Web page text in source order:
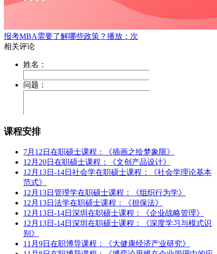
报考MBA需要了解哪些政策？ 播放：次
课程安排
7月12日在职硕士课程：《插画之绘梦象限》
12月20日在职硕士课程：《文创产品设计》
12月13日-14日社会学在职硕士课程：《社会学理论基本
范式》
12月13日管理学在职硕士课程：《组织行为学》
12月13日法学在职硕士课程：《担保法》
12月13日-14日深圳在职硕士课程：《企业战略管理》
12月13日-14日深圳在职硕士课程：《深度学习与模式识
别》
11月9日在职博导课程：《大健康经济产业研究》